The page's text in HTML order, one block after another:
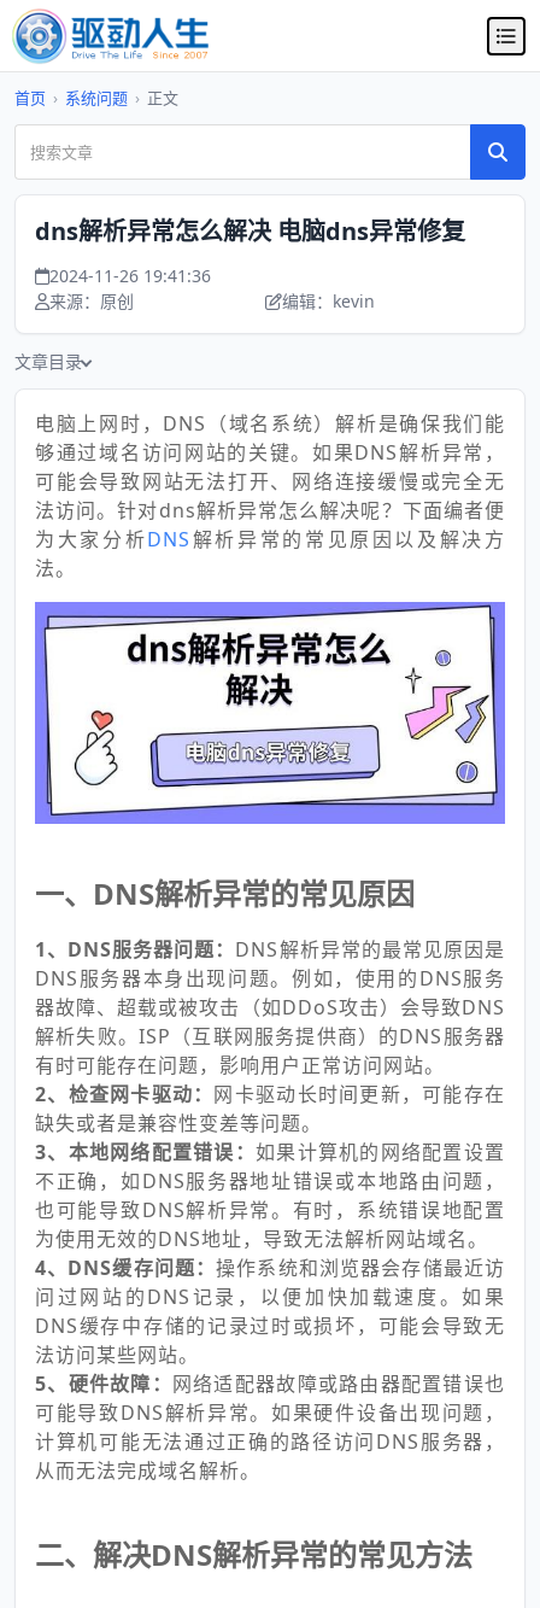
首页 › 系统问题 › 正文
dns解析异常怎么解决 电脑dns异常修复
2024-11-26 19:41:36
来源：原创
编辑：kevin
文章目录
电脑上网时，DNS（域名系统）解析是确保我们能
够通过域名访问网站的关键。如果DNS解析异常，
可能会导致网站无法打开、网络连接缓慢或完全无
法访问。针对dns解析异常怎么解决呢？下面编者便
为大家分析DNS解析异常的常见原因以及解决方
法。
一、DNS解析异常的常见原因
1、DNS服务器问题： DNS解析异常的最常见原因是
DNS服务器本身出现问题。例如，使用的DNS服务
器故障、超载或被攻击（如DDoS攻击）会导致DNS
解析失败。ISP（互联网服务提供商）的DNS服务器
有时可能存在问题，影响用户正常访问网站。
2、检查网卡驱动： 网卡驱动长时间更新，可能存在
缺失或者是兼容性变差等问题。
3、本地网络配置错误： 如果计算机的网络配置设置
不正确，如DNS服务器地址错误或本地路由问题，
也可能导致DNS解析异常。有时，系统错误地配置
为使用无效的DNS地址，导致无法解析网站域名。
4、DNS缓存问题：操作系统和浏览器会存储最近访
问过网站的DNS记录，以便加快加载速度。如果
DNS缓存中存储的记录过时或损坏，可能会导致无
法访问某些网站。
5、硬件故障： 网络适配器故障或路由器配置错误也
可能导致DNS解析异常。如果硬件设备出现问题，
计算机可能无法通过正确的路径访问DNS服务器，
从而无法完成域名解析。
二、解决DNS解析异常的常见方法